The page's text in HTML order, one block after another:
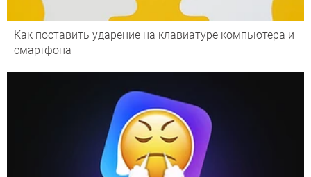
Как поставить ударение на клавиатуре компьютера и
смартфона